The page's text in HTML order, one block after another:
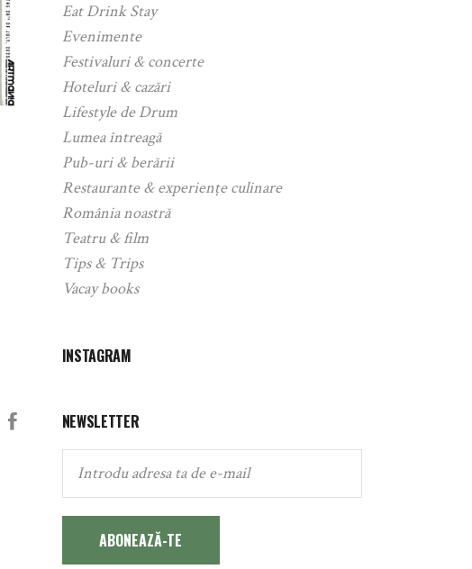
Eat Drink Stay
Evenimente
Festivaluri & concerte
Hoteluri & cazări
Lifestyle de Drum
Lumea întreagă
Pub-uri & berării
Restaurante & experiențe culinare
România noastră
Teatru & film
Tips & Trips
Vacay books
INSTAGRAM
NEWSLETTER
ABONEAZĂ-TE